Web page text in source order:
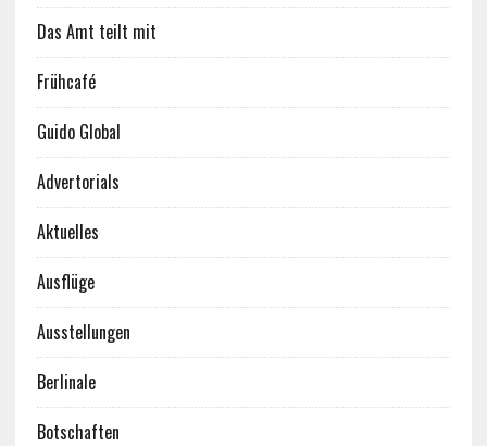
Das Amt teilt mit
Frühcafé
Guido Global
Advertorials
Aktuelles
Ausflüge
Ausstellungen
Berlinale
Botschaften